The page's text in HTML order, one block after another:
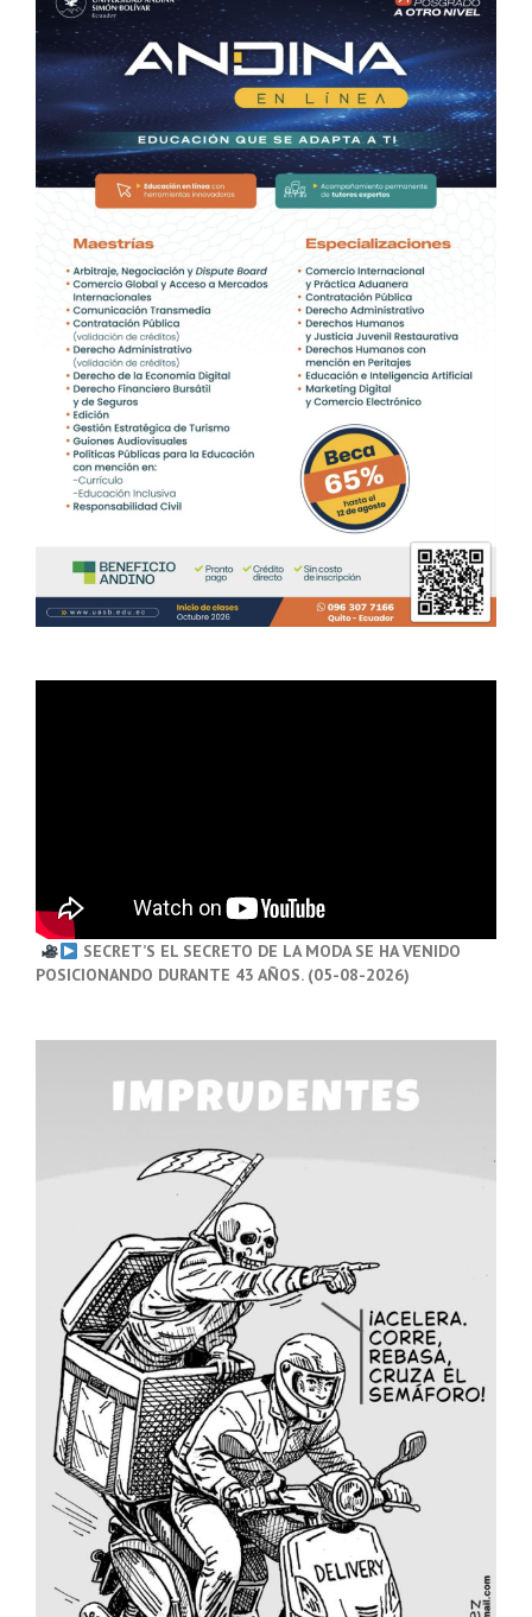
SECRET’S EL SECRETO DE LA MODA SE HA VENIDO
POSICIONANDO DURANTE 43 AÑOS. (05-08-2026)